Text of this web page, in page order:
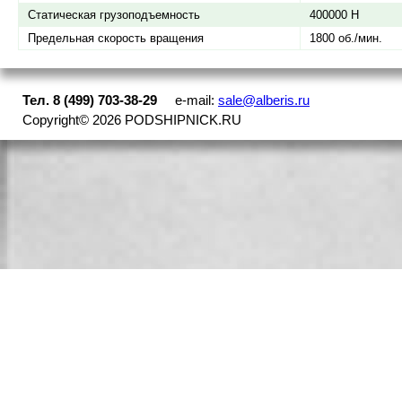
Статическая грузоподъемность
400000 Н
Предельная скорость вращения
1800 об./мин.
Тел. 8 (499) 703-38-29 e-mail: sale@alberis.ru
Copyright© 2026 PODSHIPNICK.RU